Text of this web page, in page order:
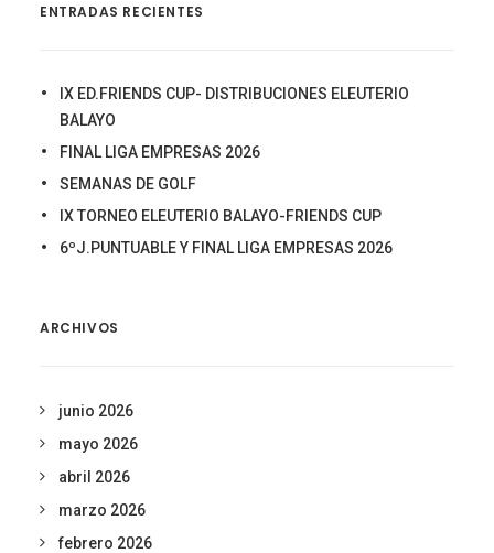
ENTRADAS RECIENTES
IX ED.FRIENDS CUP- DISTRIBUCIONES ELEUTERIO
BALAYO
FINAL LIGA EMPRESAS 2026
SEMANAS DE GOLF
IX TORNEO ELEUTERIO BALAYO-FRIENDS CUP
6ºJ.PUNTUABLE Y FINAL LIGA EMPRESAS 2026
ARCHIVOS
junio 2026
mayo 2026
abril 2026
marzo 2026
febrero 2026